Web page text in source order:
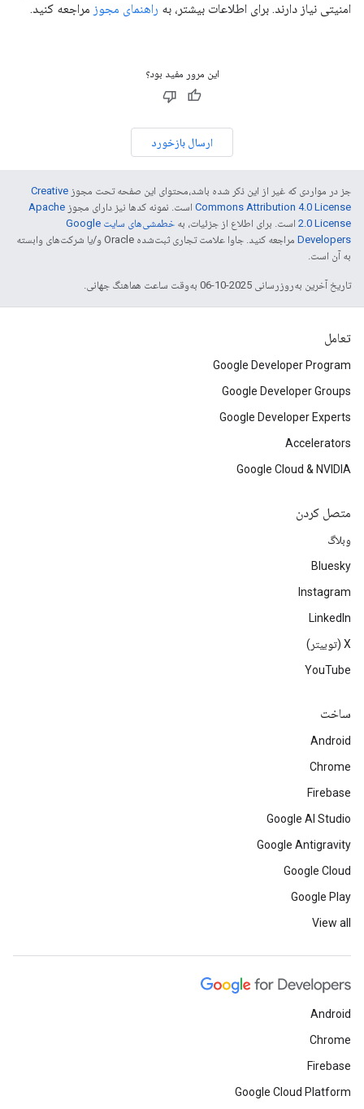
امنیتی نیاز دارند. برای اطلاعات بیشتر، به راهنمای مجوز مراجعه کنید.
این مرور مفید بود؟
ارسال بازخورد
جز در مواردی که غیر از این ذکر شده باشد،‌محتوای این صفحه تحت مجوز Creative
Commons Attribution 4.0 License است. نمونه کدها نیز دارای مجوز Apache
2.0 License است. برای اطلاع از جزئیات، به
خطمشی‌های سایت Google
Developers‏
مراجعه کنید. جاوا علامت تجاری ثبت‌شده Oracle و/یا شرکت‌های وابسته
به آن است.
تاریخ آخرین به‌روزرسانی 2025-10-06 به‌وقت ساعت هماهنگ جهانی.
تعامل
Google Developer Program
Google Developer Groups
Google Developer Experts
Accelerators
Google Cloud & NVIDIA
متصل کردن
وبلاگ
Bluesky
Instagram
LinkedIn
‫X (توییتر)
YouTube
ساخت
Android
Chrome
Firebase
Google AI Studio
Google Antigravity
Google Cloud
Google Play
View all
Android
Chrome
Firebase
Google Cloud Platform